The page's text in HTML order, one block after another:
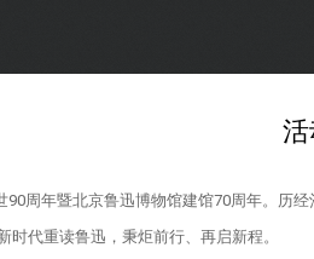
活
周年暨北京鲁迅博物馆建馆70周年。历
代重读鲁迅，秉炬前行、再启新程。